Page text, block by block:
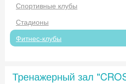
Спортивные клубы
Стадионы
Фитнес-клубы
Тренажерный зал